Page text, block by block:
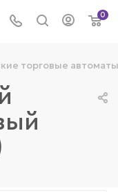
0
торговые автоматы